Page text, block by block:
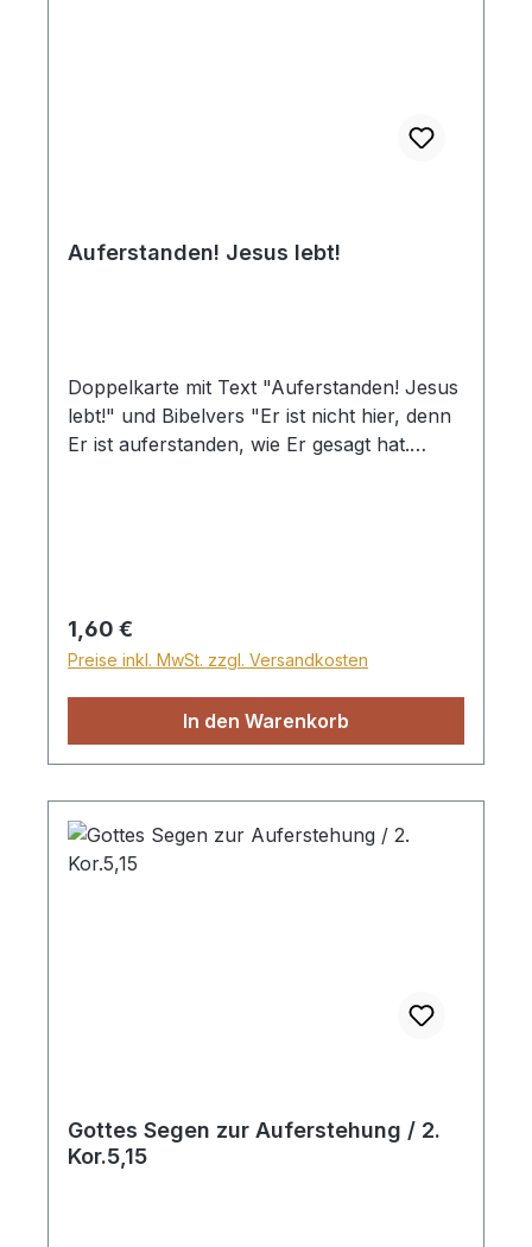
Auferstanden! Jesus lebt!
Doppelkarte mit Text "Auferstanden! Jesus
lebt!" und Bibelvers "Er ist nicht hier, denn
Er ist auferstanden, wie Er gesagt hat.
Regulärer Preis:
1,60 €
Preise inkl. MwSt. zzgl. Versandkosten
In den Warenkorb
Gottes Segen zur Auferstehung / 2.
Kor.5,15